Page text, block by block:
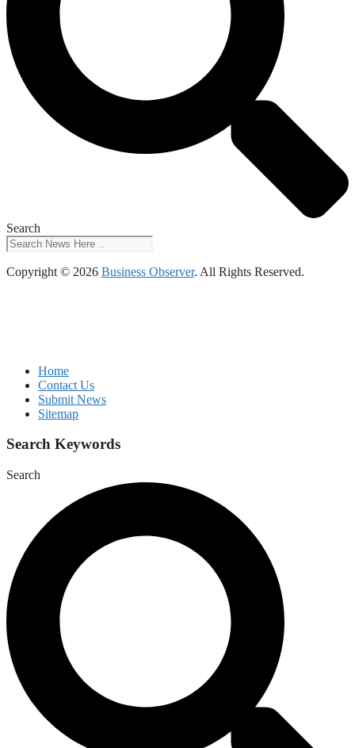
Search
Copyright © 2026 Business Observer. All Rights Reserved.
Home
Contact Us
Submit News
Sitemap
Search Keywords
Search